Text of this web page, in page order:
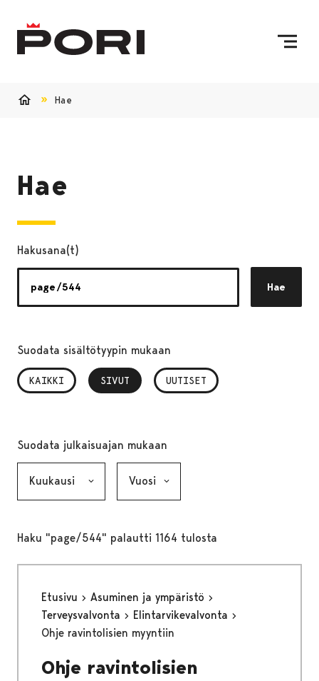
Hae
Hae
Hakusana(t)
Hae
Suodata sisältötyypin mukaan
KAIKKI SIVUT
, VALITTU UUTISET
Suodata julkaisuajan mukaan
Haku "page/544" palautti 1164 tulosta
Etusivu
Asuminen ja ympäristö
Terveysvalvonta
Elintarvikevalvonta
Ohje ravintolisien myyntiin
Ohje ravintolisien